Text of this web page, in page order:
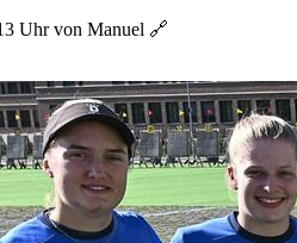
Uhr von Manuel 🔗